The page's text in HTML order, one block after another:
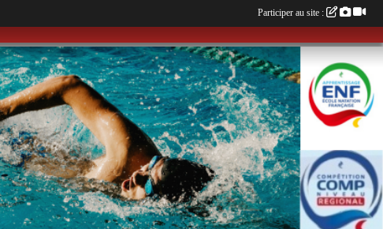
Participer au site :